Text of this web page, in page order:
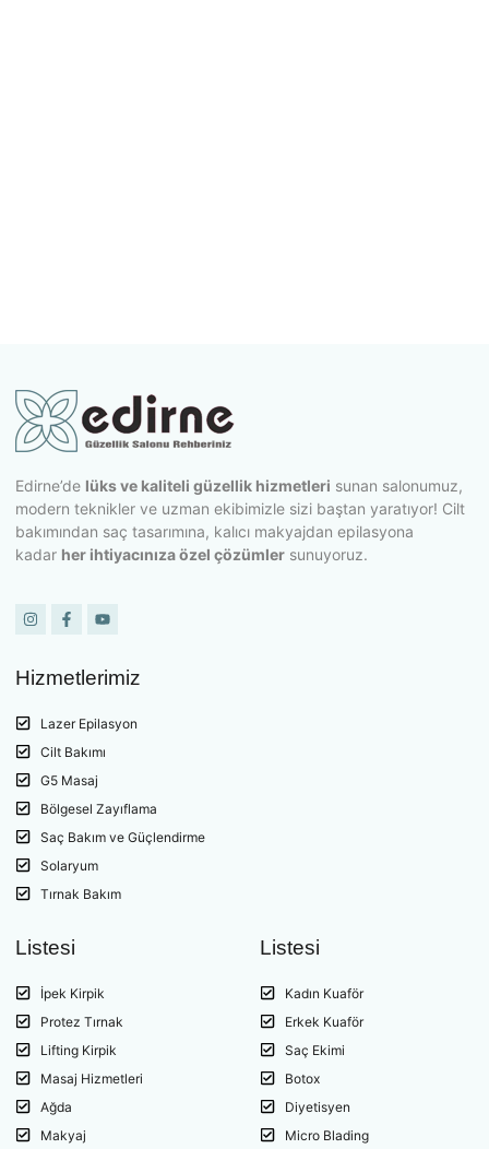
Edirne’de lüks ve kaliteli güzellik hizmetleri sunan salonumuz,
modern teknikler ve uzman ekibimizle sizi baştan yaratıyor! Cilt
bakımından saç tasarımına, kalıcı makyajdan epilasyona
kadar her ihtiyacınıza özel çözümler sunuyoruz.
Hizmetlerimiz
Lazer Epilasyon
Cilt Bakımı
G5 Masaj
Bölgesel Zayıflama
Saç Bakım ve Güçlendirme
Solaryum
Tırnak Bakım
Listesi
İpek Kirpik
Protez Tırnak
Lifting Kirpik
Masaj Hizmetleri
Ağda
Makyaj
Listesi
Kadın Kuaför
Erkek Kuaför
Saç Ekimi
Botox
Diyetisyen
Micro Blading